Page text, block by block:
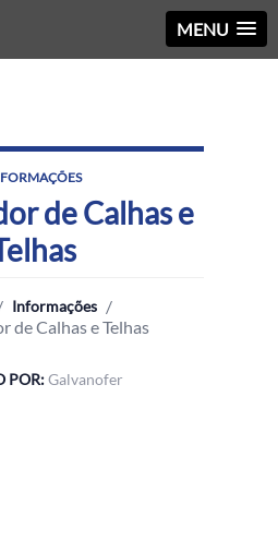
MENU
de Calhas e
Informações /
de Calhas e Telhas
POR:Galvanofer